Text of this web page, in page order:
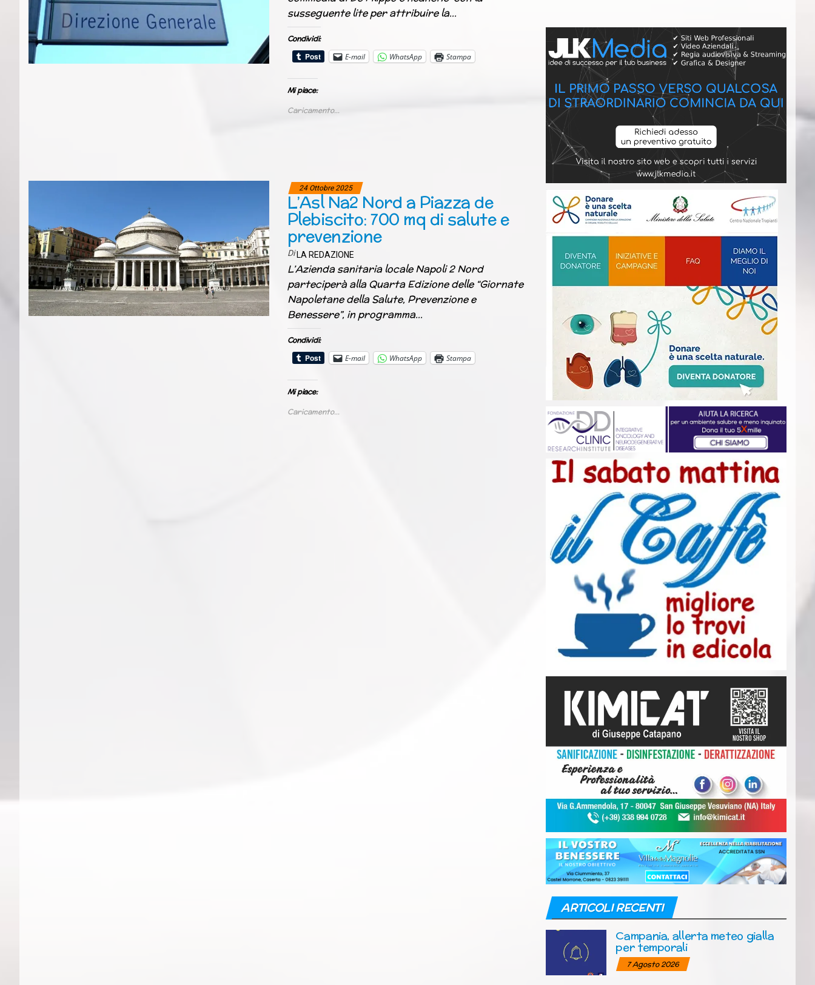
susseguente lite per attribuire la…
Condividi:
E-mail
WhatsApp Stampa
Mi piace:
Caricamento...
24 Ottobre 2025
L’Asl Na2 Nord a Piazza de
Plebiscito: 700 mq di salute e
prevenzione
Di LA REDAZIONE
L’Azienda sanitaria locale Napoli 2 Nord
parteciperà alla Quarta Edizione delle “Giornate
Napoletane della Salute, Prevenzione e
Benessere”, in programma…
Condividi:
E-mail
WhatsApp Stampa
Mi piace:
Caricamento...
ARTICOLI RECENTI
Campania, allerta meteo gialla
per temporali
7 Agosto 2026